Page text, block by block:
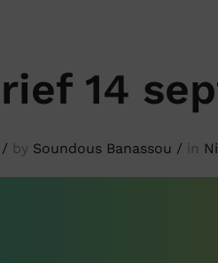
14
/ by Soundous Banassou / in